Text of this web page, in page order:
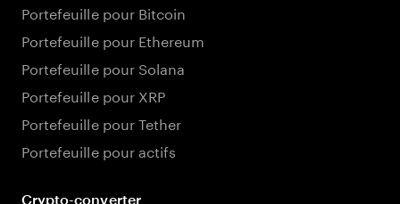
Portefeuille pour Bitcoin
Portefeuille pour Ethereum
Portefeuille pour Solana
Portefeuille pour XRP
Portefeuille pour Tether
Portefeuille pour actifs
Crypto-converter